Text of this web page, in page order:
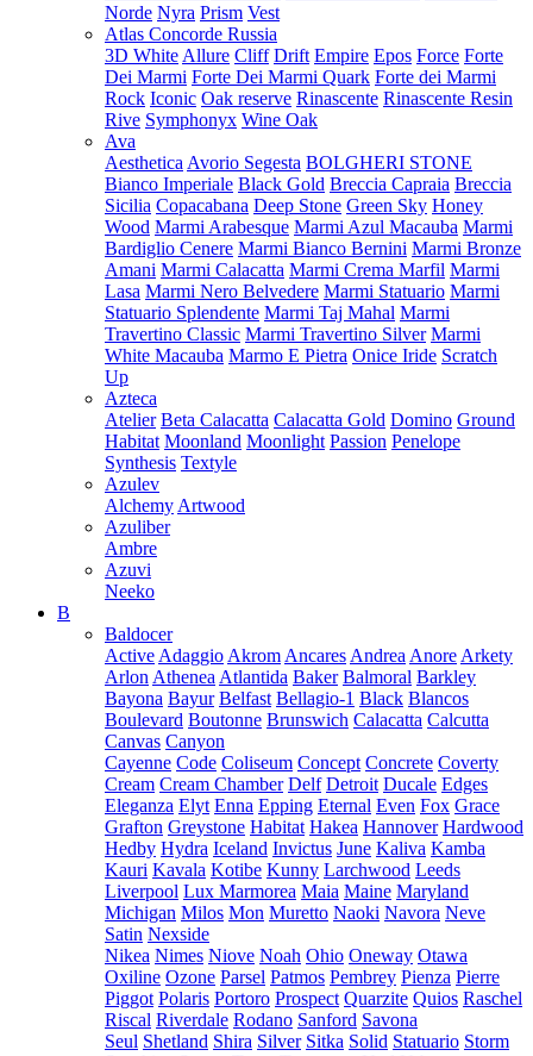
Norde Nyra Prism Vest
Atlas Concorde Russia
3D White Allure Cliff Drift Empire Epos Force Forte
Dei Marmi Forte Dei Marmi Quark Forte dei Marmi
Rock Iconic Oak reserve Rinascente Rinascente Resin
Rive Symphonyx Wine Oak
Ava
Aesthetica Avorio Segesta BOLGHERI STONE
Bianco Imperiale Black Gold Breccia Capraia Breccia
Sicilia Copacabana Deep Stone Green Sky Honey
Wood Marmi Arabesque Marmi Azul Macauba Marmi
Bardiglio Cenere Marmi Bianco Bernini Marmi Bronze
Amani Marmi Calacatta Marmi Crema Marfil Marmi
Lasa Marmi Nero Belvedere Marmi Statuario Marmi
Statuario Splendente Marmi Taj Mahal Marmi
Travertino Classic Marmi Travertino Silver Marmi
White Macauba Marmo E Pietra Onice Iride Scratch
Up
Azteca
Atelier Beta Calacatta Calacatta Gold Domino Ground
Habitat Moonland Moonlight Passion Penelope
Synthesis Textyle
Azulev
Alchemy Artwood
Azuliber
Ambre
Azuvi
Neeko
B
Baldocer
Active Adaggio Akrom Ancares Andrea Anore Arkety
Arlon Athenea Atlantida Baker Balmoral Barkley
Bayona Bayur Belfast Bellagio-1 Black Blancos
Boulevard Boutonne Brunswich Calacatta Calcutta
Canvas Canyon
Cayenne Code Coliseum Concept Concrete Coverty
Cream Cream Chamber Delf Detroit Ducale Edges
Eleganza Elyt Enna Epping Eternal Even Fox Grace
Grafton Greystone Habitat Hakea Hannover Hardwood
Hedby Hydra Iceland Invictus June Kaliva Kamba
Kauri Kavala Kotibe Kunny Larchwood Leeds
Liverpool Lux Marmorea Maia Maine Maryland
Michigan Milos Mon Muretto Naoki Navora Neve
Satin Nexside
Nikea Nimes Niove Noah Ohio Oneway Otawa
Oxiline Ozone Parsel Patmos Pembrey Pienza Pierre
Piggot Polaris Portoro Prospect Quarzite Quios Raschel
Riscal Riverdale Rodano Sanford Savona
Seul Shetland Shira Silver Sitka Solid Statuario Storm